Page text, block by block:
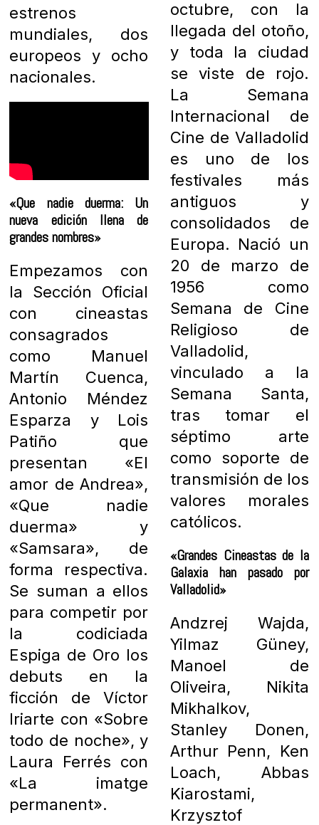
estrenos
mundiales, dos
europeos y ocho
nacionales.
«Que nadie duerma: Un
nueva edición llena de
grandes nombres»
Empezamos con
la Sección Oficial
con cineastas
consagrados
como Manuel
Martín Cuenca,
Antonio Méndez
Esparza y Lois
Patiño que
presentan «El
amor de Andrea»,
«Que nadie
duerma» y
«Samsara», de
forma respectiva.
Se suman a ellos
para competir por
la codiciada
Espiga de Oro los
debuts en la
ficción de Víctor
Iriarte con «Sobre
todo de noche», y
Laura Ferrés con
«La imatge
permanent».
octubre, con la
llegada del otoño,
y toda la ciudad
se viste de rojo.
La Semana
Internacional de
Cine de Valladolid
es uno de los
festivales más
antiguos y
consolidados de
Europa. Nació un
20 de marzo de
1956 como
Semana de Cine
Religioso de
Valladolid,
vinculado a la
Semana Santa,
tras tomar el
séptimo arte
como soporte de
transmisión de los
valores morales
católicos.
«Grandes Cineastas de la
Galaxia han pasado por
Valladolid»
Andzrej Wajda,
Yilmaz Güney,
Manoel de
Oliveira, Nikita
Mikhalkov,
Stanley Donen,
Arthur Penn, Ken
Loach, Abbas
Kiarostami,
Krzysztof